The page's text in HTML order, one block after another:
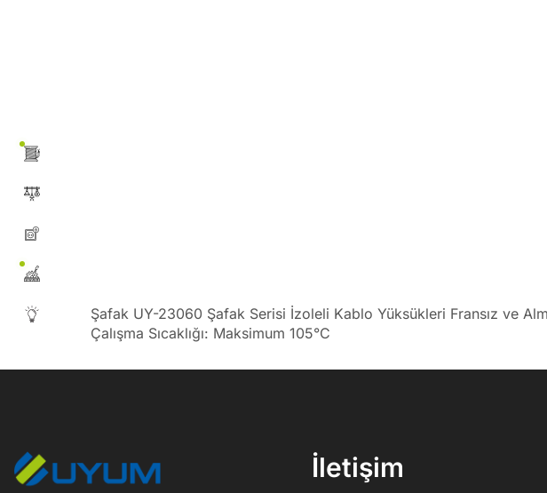
Şafak UY-23060 Şafak Serisi İzoleli Kablo Yüksükleri Fransız ve
Çalışma Sıcaklığı: Maksimum 105°C
İletişim